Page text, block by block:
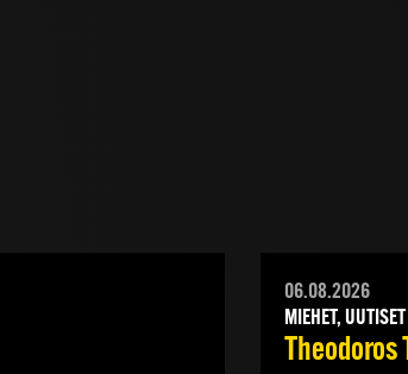
06.08.2026
MIEHET, UUTISET
Theodoros